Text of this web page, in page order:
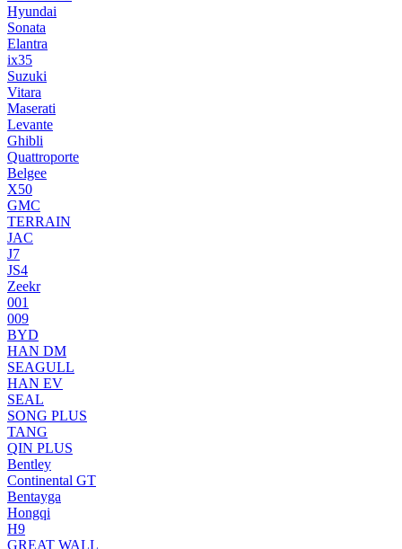
Hyundai
Sonata
Elantra
ix35
Suzuki
Vitara
Maserati
Levante
Ghibli
Quattroporte
Belgee
X50
GMC
TERRAIN
JAC
J7
JS4
Zeekr
001
009
BYD
HAN DM
SEAGULL
HAN EV
SEAL
SONG PLUS
TANG
QIN PLUS
Bentley
Continental GT
Bentayga
Hongqi
H9
GREAT WALL